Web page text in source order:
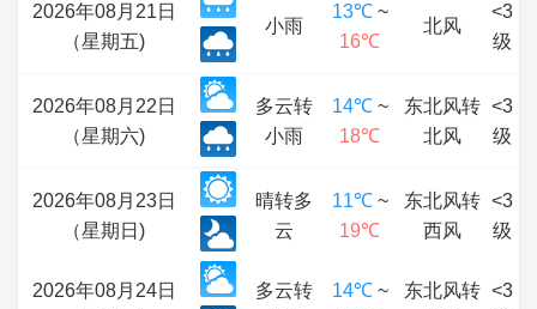
2026年08月21日
（星期五)
小雨
13℃~
16℃
北风
<3
级
2026年08月22日
（星期六)
多云转
小雨
14℃~
18℃
东北风转
北风
<3
级
2026年08月23日
（星期日)
晴转多
云
11℃~
19℃
东北风转
西风
<3
级
2026年08月24日
多云转
14℃~
东北风转 <3